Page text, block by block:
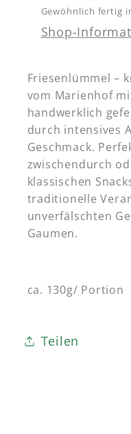
Gewöhnlich fertig
Shop-
Friesenlümmel –
vom Marienhof
handwerklich
durch intensives
Geschmack.
zwischendurch
klassischen
traditionelle
unverfälschten
Gaumen.
ca. 130g/ Portion
Teilen